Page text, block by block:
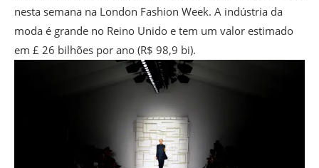
nesta semana na London Fashion Week. A indústria da
moda é grande no Reino Unido e tem um valor estimado
em £ 26 bilhões por ano (R$ 98,9 bi).